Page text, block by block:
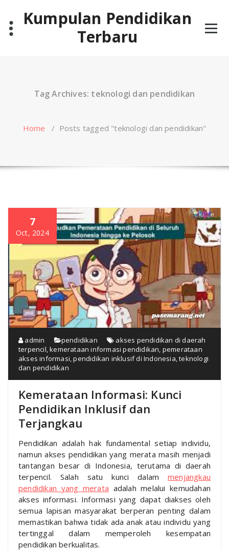
contentKumpulan Pendidikan
Terbaru
Tag Archives: teknologi dan pendidikan
Home / Posts tagged "teknologi dan pendidikan"
7
Oct, 2024
admin pendidikan
akses pendidikan di daerah
terpencil ,kemerataan informasi pendidikan pemerataan
akses informasi ,pendidikan inklusif di Indonesia ,teknologi
dan pendidikan
Kemerataan Informasi: Kunci
Pendidikan Inklusif dan
Terjangkau
Pendidikan adalah hak fundamental setiap individu,
namun akses pendidikan yang merata masih menjadi
tantangan besar di Indonesia, terutama di daerah
terpencil. Salah satu kunci dalam menjangkau
pendidikan yang merata adalah melalui kemudahan
akses informasi. Informasi yang dapat diakses oleh
semua lapisan masyarakat berperan penting dalam
memastikan bahwa tidak ada anak atau individu yang
tertinggal dalam memperoleh kesempatan
pendidikan berkualitas.